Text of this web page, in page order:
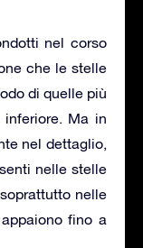
nel corso
che le stelle
di quelle più
Ma in
nel dettaglio,
nelle stelle
nelle
fino a